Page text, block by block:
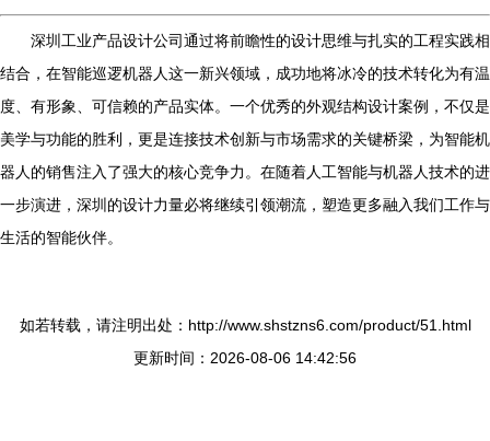
深圳工业产品设计公司通过将前瞻性的设计思维与扎实的工程实践相
结合，在智能巡逻机器人这一新兴领域，成功地将冰冷的技术转化为有温
度、有形象、可信赖的产品实体。一个优秀的外观结构设计案例，不仅是
美学与功能的胜利，更是连接技术创新与市场需求的关键桥梁，为智能机
器人的销售注入了强大的核心竞争力。在随着人工智能与机器人技术的进
一步演进，深圳的设计力量必将继续引领潮流，塑造更多融入我们工作与
生活的智能伙伴。
如若转载，请注明出处：http://www.shstzns6.com/product/51.html
更新时间：2026-08-06 14:42:56